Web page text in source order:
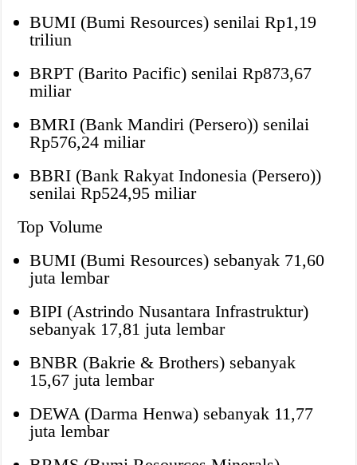
BUMI (Bumi Resources) senilai Rp1,19
triliun
BRPT (Barito Pacific) senilai Rp873,67
miliar
BMRI (Bank Mandiri (Persero)) senilai
Rp576,24 miliar
BBRI (Bank Rakyat Indonesia (Persero))
senilai Rp524,95 miliar
Top Volume
BUMI (Bumi Resources) sebanyak 71,60
juta lembar
BIPI (Astrindo Nusantara Infrastruktur)
sebanyak 17,81 juta lembar
BNBR (Bakrie & Brothers) sebanyak
15,67 juta lembar
DEWA (Darma Henwa) sebanyak 11,77
juta lembar